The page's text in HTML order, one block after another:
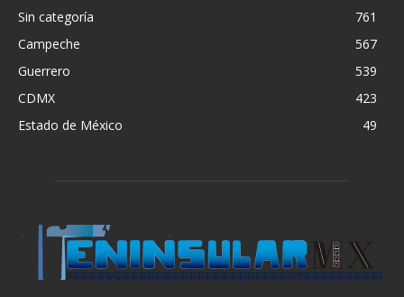
Sin categoría
761
Campeche
567
Guerrero
539
CDMX
423
Estado de México
49